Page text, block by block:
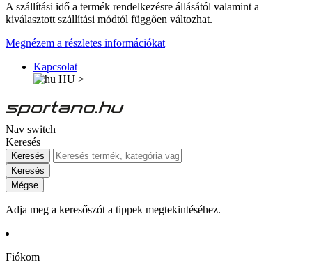
A szállítási idő a termék rendelkezésre állásától valamint a
kiválasztott szállítási módtól függően változhat.
Megnézem a részletes információkat
Kapcsolat
HU >
Nav switch
Keresés
Keresés
Keresés
Mégse
Adja meg a keresőszót a tippek megtekintéséhez.
Fiókom